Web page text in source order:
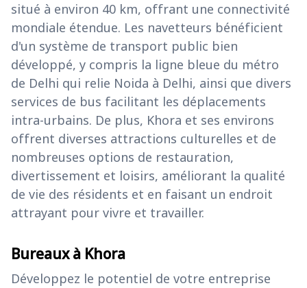
situé à environ 40 km, offrant une connectivité
mondiale étendue. Les navetteurs bénéficient
d'un système de transport public bien
développé, y compris la ligne bleue du métro
de Delhi qui relie Noida à Delhi, ainsi que divers
services de bus facilitant les déplacements
intra-urbains. De plus, Khora et ses environs
offrent diverses attractions culturelles et de
nombreuses options de restauration,
divertissement et loisirs, améliorant la qualité
de vie des résidents et en faisant un endroit
attrayant pour vivre et travailler.
Bureaux à Khora
Développez le potentiel de votre entreprise